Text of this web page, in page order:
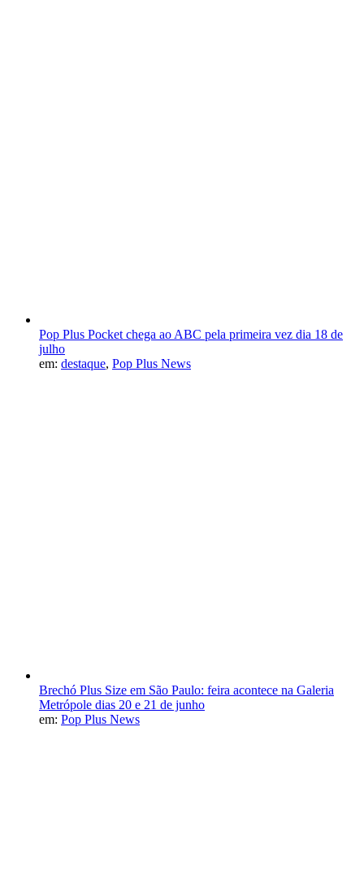
Pop Plus Pocket chega ao ABC pela primeira vez dia 18 de
julho
em: destaque, Pop Plus News
Brechó Plus Size em São Paulo: feira acontece na Galeria
Metrópole dias 20 e 21 de junho
em: Pop Plus News